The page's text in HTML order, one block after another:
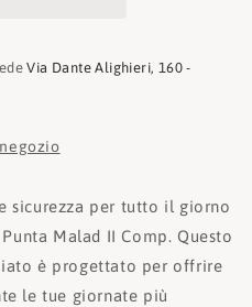
Via Dante Alighieri, 160 -
sicurezza per tutto il giorno
Punta Malad II Comp. Questo
è progettato per offrire
le tue giornate più